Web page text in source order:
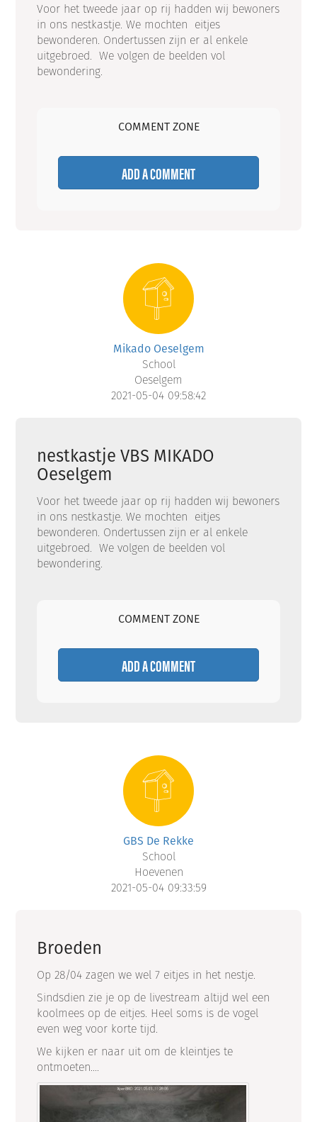
Voor het tweede jaar op rij hadden wij bewoners
in ons nestkastje. We mochten eitjes
bewonderen. Ondertussen zijn er al enkele
uitgebroed. We volgen de beelden vol
bewondering.
COMMENT ZONE
ADD A COMMENT
Mikado Oeselgem
School
Oeselgem
2021-05-04 09:58:42
nestkastje VBS MIKADO
Oeselgem
Voor het tweede jaar op rij hadden wij bewoners
in ons nestkastje. We mochten eitjes
bewonderen. Ondertussen zijn er al enkele
uitgebroed. We volgen de beelden vol
bewondering.
COMMENT ZONE
ADD A COMMENT
GBS De Rekke
School
Hoevenen
2021-05-04 09:33:59
Broeden
Op 28/04 zagen we wel 7 eitjes in het nestje.
Sindsdien zie je op de livestream altijd wel een
koolmees op de eitjes. Heel soms is de vogel
even weg voor korte tijd.
We kijken er naar uit om de kleintjes te
ontmoeten....